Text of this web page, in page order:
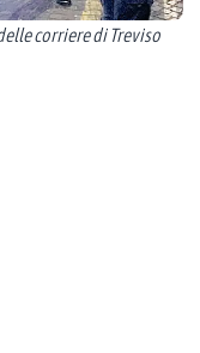
corriere di Treviso